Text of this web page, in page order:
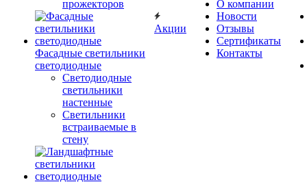
прожекторов
Фасадные светильники
светодиодные
Светодиодные
светильники
настенные
Светильники
встраиваемые в
стену
Акции
О компании
Новости
Отзывы
Сертификаты
Контакты